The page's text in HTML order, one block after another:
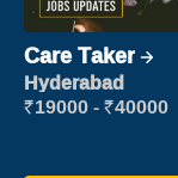
Care Taker
Hyderabad
₹19000 - ₹40000